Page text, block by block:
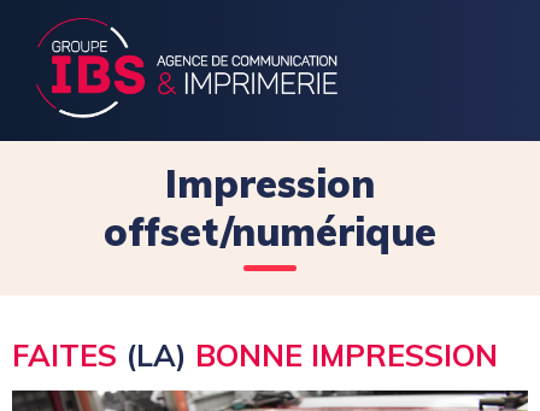
Impression
offset/numérique
FAITES (LA) BONNE IMPRESSION